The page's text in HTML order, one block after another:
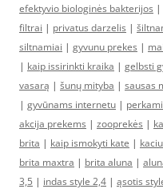
efektyvio biologinės bakterijos |
filtrai | privatus darzelis |
siltnamiai | gyvunu prekes |
| kaip issirinkti kraika | gelbsti
vasarą | šunų mityba | sausas
| gyvūnams internetu |
akcija prekems | zooprekės |
brita | kaip ismokyti kate |
brita maxtra | brita aluna |
3,5 | indas style 2,4 | ąsotis